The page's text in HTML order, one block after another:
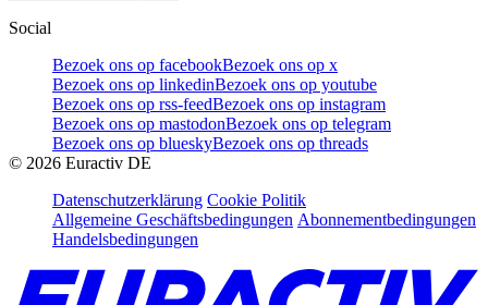
Social
Bezoek ons op facebookBezoek ons op x
Bezoek ons op linkedinBezoek ons op youtube
Bezoek ons op rss-feedBezoek ons op instagram
Bezoek ons op mastodonBezoek ons op telegram
Bezoek ons op blueskyBezoek ons op threads
© 2026 Euractiv DE
Datenschutzerklärung Cookie Politik
Allgemeine Geschäftsbedingungen Abonnementbedingungen
Handelsbedingungen